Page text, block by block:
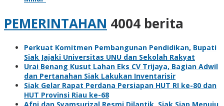
PEMERINTAHAN 4004 berita
Perkuat Komitmen Pembangunan Pendidikan, Bupati
Siak Jajaki Universitas UNU dan Sekolah Rakyat
Urai Benang Kusut Lahan Eks CV Trijaya, Bagian Adwil
dan Pertanahan Siak Lakukan Inventarisir
Siak Gelar Rapat Perdana Persiapan HUT RI ke-80 dan
HUT Provinsi Riau ke-68